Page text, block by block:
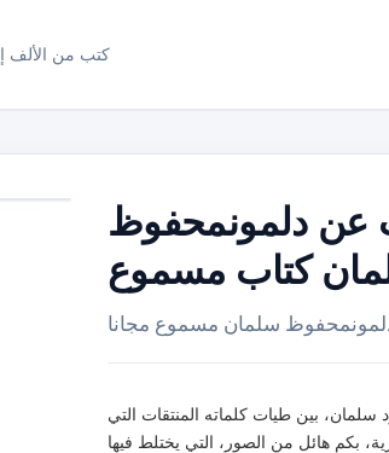
كتب من الألف
عن دلمونمحفوظ
كتاب مسموع
سلمان مسموع مجانا
بين طيات كلماته المنتقات التي
بكم هائل من الصور، التي يختلط فيها